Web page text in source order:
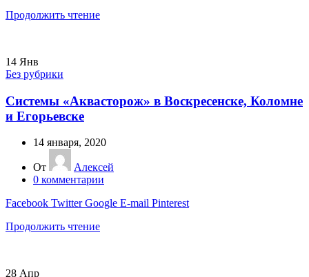
Продолжить чтение
14 Янв
Без рубрики
Системы «Аквасторож» в Воскресенске, Коломне
и Егорьевске
14 января, 2020
От
Алексей
0 комментарии
Facebook Twitter Google E-mail Pinterest
Продолжить чтение
28 Апр